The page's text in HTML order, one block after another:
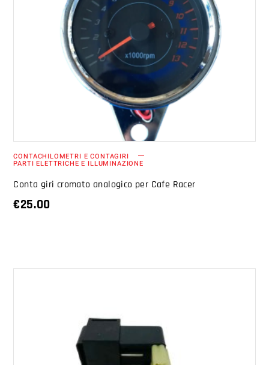
AGGIUNGI AL CARRELLO
CONTACHILOMETRI E CONTAGIRI
PARTI ELETTRICHE E ILLUMINAZIONE
Conta giri cromato analogico per Cafe Racer
€25.00
AGGIUNGI AL CARRELLO